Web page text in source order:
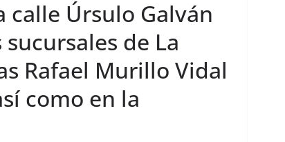
calle Úrsulo Galván
de La
Rafael Murillo Vidal
como en la